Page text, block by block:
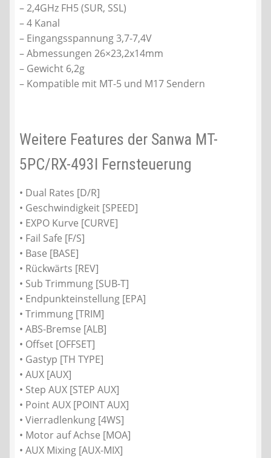
– 2,4GHz FH5 (SUR, SSL)
– 4 Kanal
– Eingangsspannung 3,7-7,4V
– Abmessungen 26×23,2x14mm
– Gewicht 6,2g
– Kompatible mit MT-5 und M17 Sendern
Weitere Features der Sanwa MT-
5PC/RX-493I Fernsteuerung
• Dual Rates [D/R]
• Geschwindigkeit [SPEED]
• EXPO Kurve [CURVE]
• Fail Safe [F/S]
• Base [BASE]
• Rückwärts [REV]
• Sub Trimmung [SUB-T]
• Endpunkteinstellung [EPA]
• Trimmung [TRIM]
• ABS-Bremse [ALB]
• Offset [OFFSET]
• Gastyp [TH TYPE]
• AUX [AUX]
• Step AUX [STEP AUX]
• Point AUX [POINT AUX]
• Vierradlenkung [4WS]
• Motor auf Achse [MOA]
• AUX Mixing [AUX-MIX]